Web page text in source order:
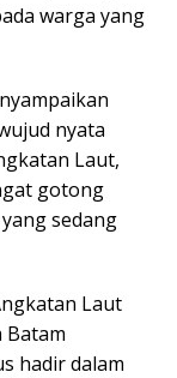
warga yang
nyata
Laut,
gotong
sedang
Laut
Batam
hadir dalam